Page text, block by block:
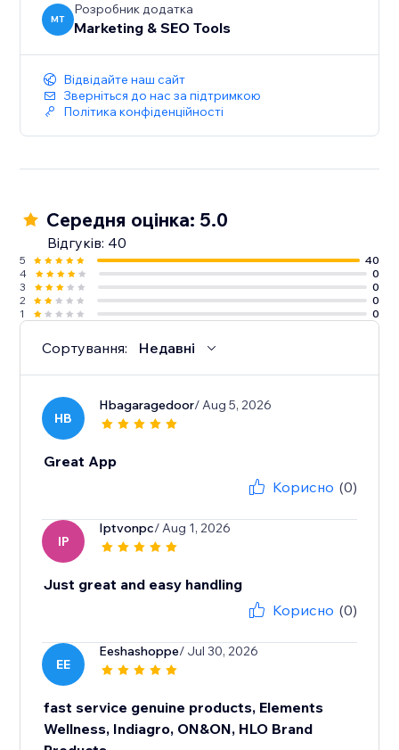
MT
Розробник додатка
Marketing & SEO Tools
Відвідайте наш сайт
Зверніться до нас за підтримкою
Політика конфіденційності
Середня оцінка: 5.0
Відгуків: 40
5
40
4
0
3
0
2
0
1
0
Сортування: Недавні
HB
Hbagaragedoor/ Aug 5, 2026
Great App
Корисно (0)
IP
Iptvonpc/ Aug 1, 2026
Just great and easy handling
Корисно (0)
EE
Eeshashoppe/ Jul 30, 2026
fast service genuine products, Elements
Wellness, Indiagro, ON&ON, HLO Brand